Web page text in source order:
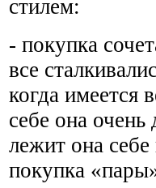
стилем:
- покупка
все
когда имеется
себе она
лежит она себе
покупка